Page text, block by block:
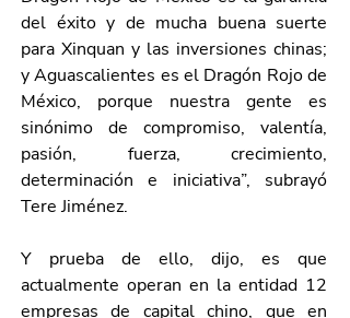
del éxito y de mucha buena suerte
para Xinquan y las inversiones chinas;
y Aguascalientes es el Dragón Rojo de
México, porque nuestra gente es
sinónimo de compromiso, valentía,
pasión, fuerza, crecimiento,
determinación e iniciativa”, subrayó
Tere Jiménez.
Y prueba de ello, dijo, es que
actualmente operan en la entidad 12
empresas de capital chino, que en